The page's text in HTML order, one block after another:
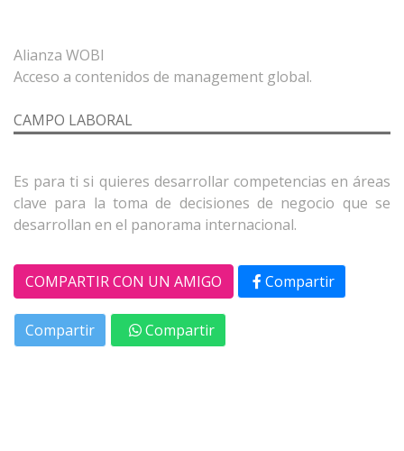
Alianza WOBI
CAMPO LABORAL
Es para ti si quieres desarrollar competencias en áreas
clave para la toma de decisiones de negocio que se
COMPARTIR CON UN AMIGO Compartir
Compartir Compartir